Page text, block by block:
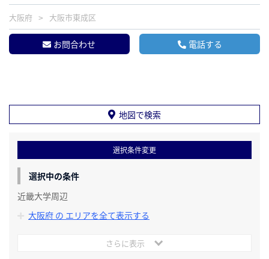
大阪府 大阪市東成区
お問合わせ 電話する
地図で検索
選択条件変更
選択中の条件
近畿大学周辺
大阪府 の エリアを全て表示する
さらに表示